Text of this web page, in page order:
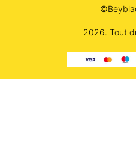
2026. Tout